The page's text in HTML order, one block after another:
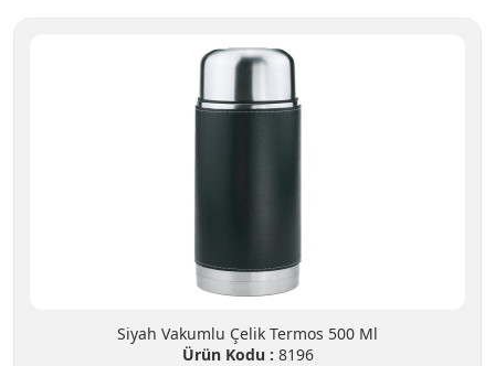
Siyah Vakumlu Çelik Termos 500 Ml
Ürün Kodu : 8196